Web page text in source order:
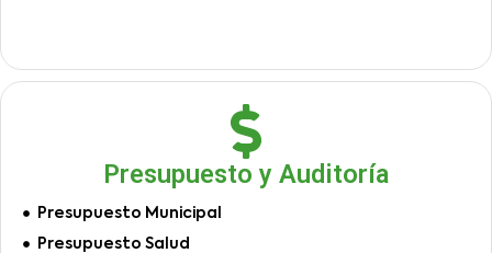
Presupuesto y Auditoría
Presupuesto Municipal
Presupuesto Salud